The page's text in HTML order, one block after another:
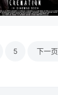
5 下一页